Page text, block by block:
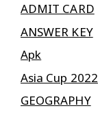
ADMIT CARD
ANSWER KEY
Apk
Asia Cup 2022
GEOGRAPHY